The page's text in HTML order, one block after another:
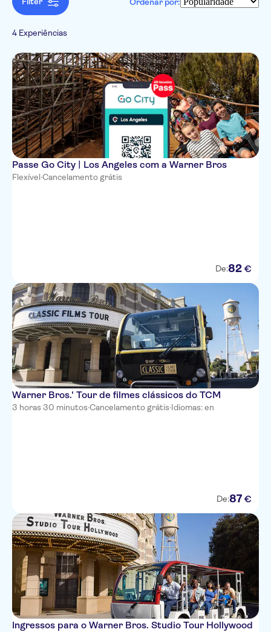
itinerário
Grupo pequeno
Francês
4 Experiências
Passe Go City | Los Angeles com a Warner Bros
Flexível·Cancelamento grátis
De:82 €
Warner Bros.' Tour de filmes clássicos do TCM
3 horas 30 minutos·Cancelamento grátis·Idiomas: en
De:87 €
Ingressos para o Warner Bros. Studio Tour Hollywood